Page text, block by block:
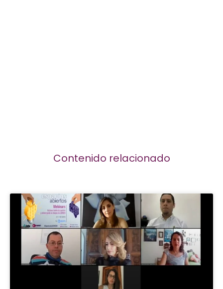
Contenido relacionado